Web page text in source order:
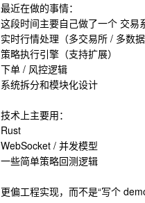
最近在做的事情：
这段时间主要自己做了一个 交易
实时行情处理（多交易所 / 多数据
策略执行引擎（支持扩展）
下单 / 风控逻辑
系统拆分和模块化设计
技术上主要用：
Rust
WebSocket / 并发模型
一些简单策略回测逻辑
更偏工程实现，而不是“写个